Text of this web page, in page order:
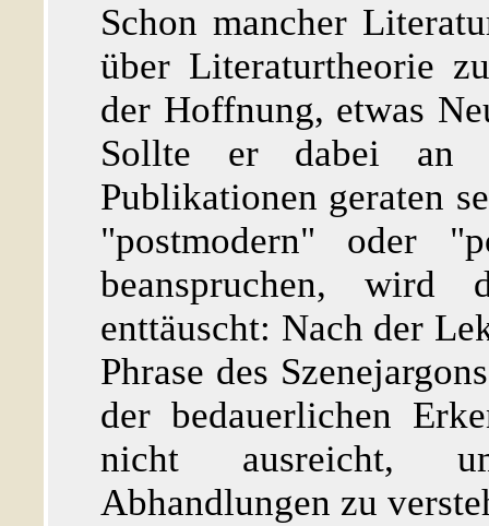
Schon mancher
über Literaturtheorie
der Hoffnung, etwas
Sollte er dabei an
Publikationen geraten
"postmodern" oder
beanspruchen, wird
enttäuscht: Nach der
Phrase des
der bedauerlichen
nicht ausreicht,
Abhandlungen zu